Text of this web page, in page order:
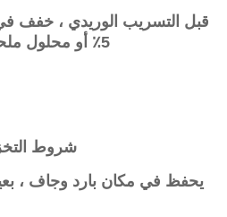
5٪ أو محلول ملحي عادي
شروط
يحفظ في مكان بارد وجاف ،